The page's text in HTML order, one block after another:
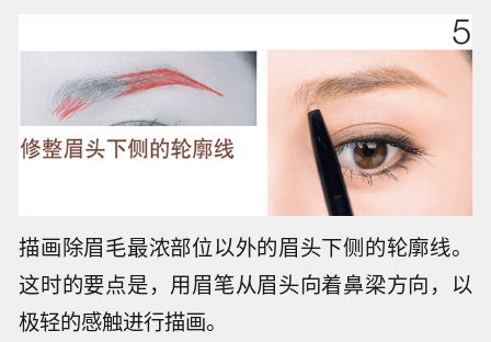
描画除眉毛最浓部位以外的眉头下侧的轮廓线。
这时的要点是，用眉笔从眉头向着鼻梁方向，以
极轻的感触进行描画。